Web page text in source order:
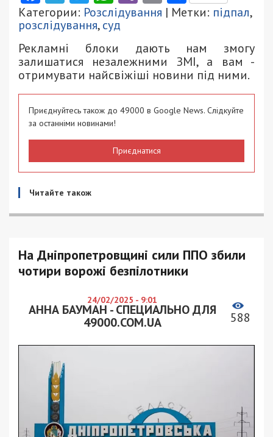
Категории: Розслідування | Метки: підпал,
розслідування,суд
Рекламні блоки дають нам змогу
залишатися незалежними ЗМІ, а вам -
отримувати найсвіжіші новини під ними.
Приєднуйтесь також до 49000 в Google News. Слідкуйте
за останніми новинами!
Приєднатися
Читайте також
На Дніпропетровщині сили ППО збили
чотири ворожі безпілотники
24/02/2025 - 9:01
АННА БАУМАН - СПЕЦИАЛЬНО ДЛЯ
49000.COM.UA
588